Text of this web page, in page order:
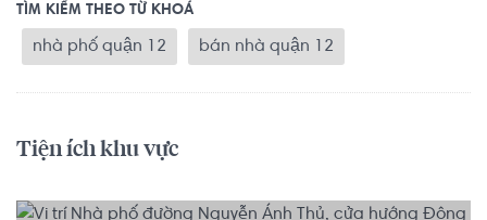
TÌM KIẾM THEO TỪ KHOÁ
nhà phố quận 12 bán nhà quận 12
Tiện ích khu vực